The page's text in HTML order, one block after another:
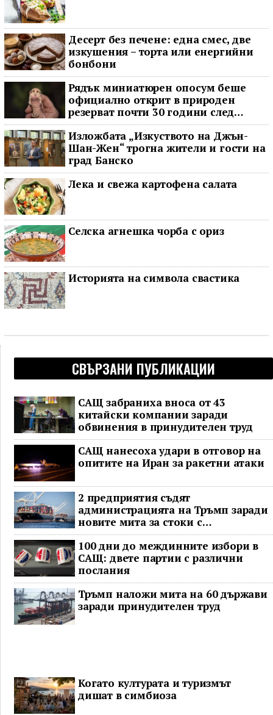
Десерт без печене: една смес, две
изкушения – торта или енергийни
бонбони
Рядък миниатюрен опосум беше
официално открит в природен
резерват почти 30 години след
последното му наблюдение
Изложбата „Изкуството на Джън-
Шан-Жен“ трогна жители и гости на
град Банско
Лека и свежа картофена салата
Селска агнешка чорба с ориз
Историята на символа свастика
СВЪРЗАНИ ПУБЛИКАЦИИ
САЩ забраниха вноса от 43
китайски компании заради
обвинения в принудителен труд
САЩ нанесоха удари в отговор на
опитите на Иран за ракетни атаки
2 предприятия съдят
администрацията на Тръмп заради
новите мита за стоки с
принудителен труд
100 дни до междинните избори в
САЩ: двете партии с различни
послания
Тръмп наложи мита на 60 държави
заради принудителен труд
Когато културата и туризмът
дишат в симбиоза